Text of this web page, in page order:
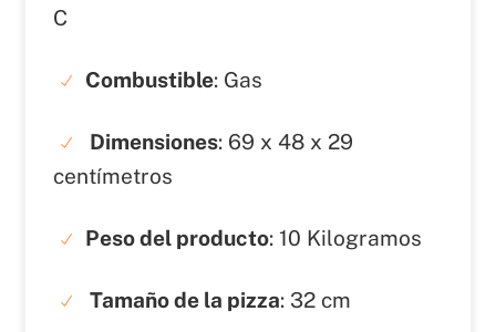
C
Combustible: Gas
Dimensiones: ‎69 x 48 x 29
centímetros
Peso del producto: 10 Kilogramos
Tamaño de la pizza: ‎32 cm